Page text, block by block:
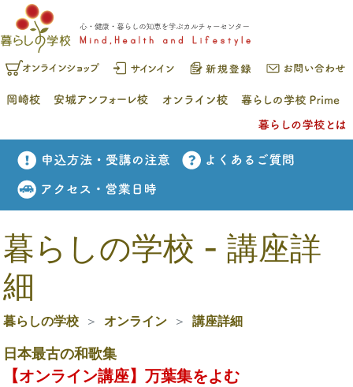
暮らしの学校 - 講座詳
細
暮らしの学校 オンライン 講座詳細
日本最古の和歌集
【オンライン講座】万葉集をよむ